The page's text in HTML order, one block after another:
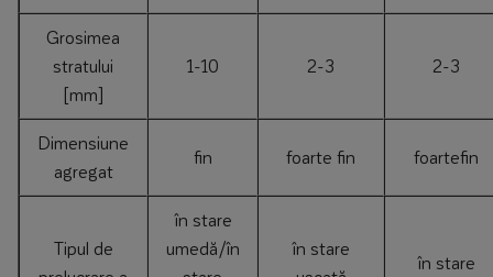
Grosimea
stratului
[mm]
1-10 2-3 2-3
Dimensiune
agregat
fin foarte fin foartefin
Tipul de
în stare
umedă/în
în stare
în stare